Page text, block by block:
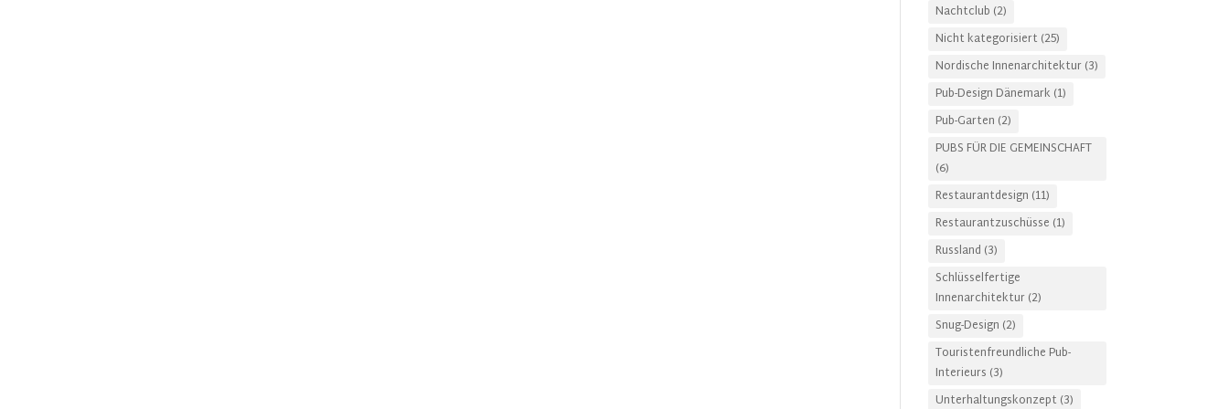
Nachtclub (2)
Nicht kategorisiert (25)
Nordische Innenarchitektur(3)
Pub-Design Dänemark (1)
Pub-Garten (2)
PUBS FÜR DIE GEMEINSCHAFT
(6)
Restaurantdesign (11)
Restaurantzuschüsse (1)
Russland (3)
Schlüsselfertige
Innenarchitektur(2)
Snug-Design (2)
Touristenfreundliche Pub-
Interieurs (3)
Unterhaltungskonzept (3)